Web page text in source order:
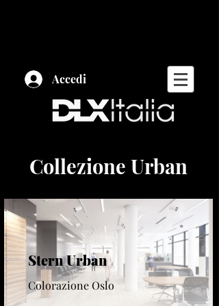
Accedi
Collezione Urban
Stern Urban
Colorazione Oslo